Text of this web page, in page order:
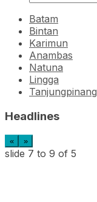
Batam
Bintan
Karimun
Anambas
Natuna
Lingga
Tanjungpinang
Headlines
« »
slide 7 to 9 of 5